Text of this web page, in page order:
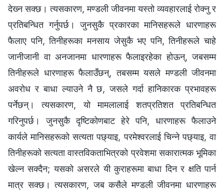
देख्‍न सक्छ। त्यसकारण, मण्डली जीवनमा यस्तो व्यवहारलाई रोक्‍नु र
प्रतिबन्धित गर्नुपर्छ। जुनसुकै प्रकारका मानिसहरूले धारणाहरू
फैलाए पनि, तिनीहरूका मनसाय जेसुकै भए पनि, तिनीहरूले चाहे
जानीजानी वा अनजानमा धारणाहरू फैलाइरहेका होऊन्, जबसम्‍म
तिनीहरूले धारणाहरू फैलाउँछन्, तबसम्‍म यसले मण्डली जीवनमा
अवरोध र बाधा ल्याउने नै छ, जसले गर्दा हानिकारक प्रभावहरू
पर्नेछन्। त्यसकारण, यो मामलालाई शतप्रतिशत प्रतिबन्धित
गरिनुपर्छ। जुनसुकै दृष्टिकोणबाट हेरे पनि, धारणाहरू फैलाउने
कार्यले मानिसहरूको सत्यता पछ्याइ, परमेश्‍वरलाई चिन्‍ने पछ्याइ, वा
तिनीहरूको सत्यता वास्तविकताभित्रको प्रवेशमा सकारात्मक भूमिका
खेल्न सक्दैन; यसको असरले यी कुराहरूमा बाधा दिन र क्षति पार्न
मात्र सक्छ। त्यसकारण, जब कसैले मण्डली जीवनमा धारणाहरू